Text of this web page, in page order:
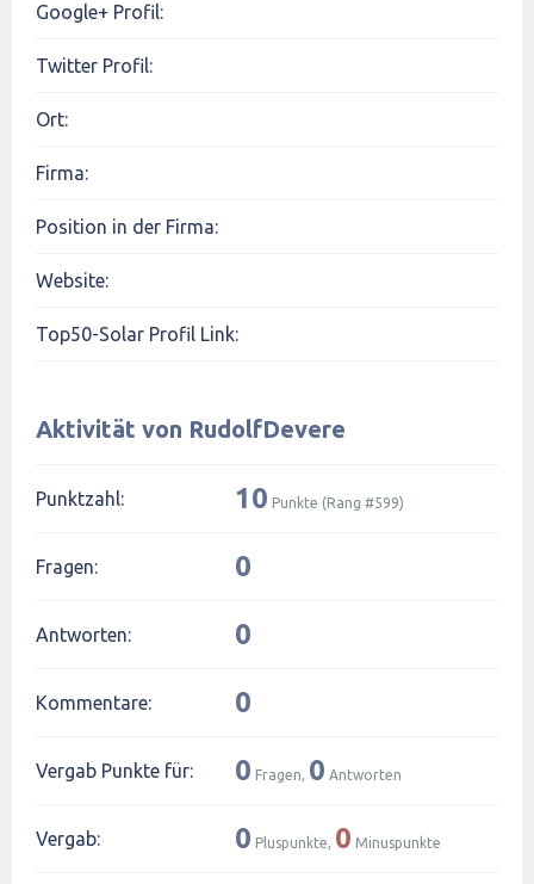
Google+ Profil:
Twitter Profil:
Ort:
Firma:
Position in der Firma:
Website:
Top50-Solar Profil Link:
Aktivität von RudolfDevere
Punktzahl: 10 Punkte (Rang #599)
Fragen: 0
Antworten: 0
Kommentare: 0
Vergab Punkte für: 0 Fragen, 0 Antworten
Vergab: 0 Pluspunkte, 0 Minuspunkte